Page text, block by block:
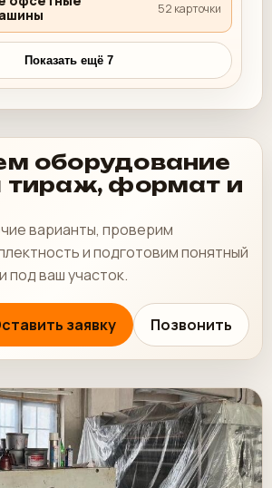
52 карточки
Показать ещё 7
оборудование
тираж, формат и
варианты, проверим
и подготовим понятный
под ваш участок.
заявку Позвонить